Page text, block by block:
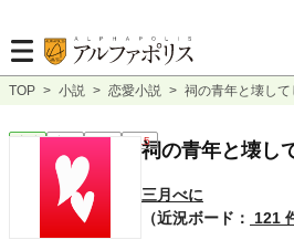
TOP > 小説 > 恋愛小説 > 祠の青年と壊して
完結 短編 R15祠の青年と壊し
三月べに
（近況ボード：
121